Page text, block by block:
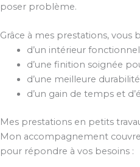
poser problème.
Grâce à mes prestations, vous
d’un intérieur
d’une finition soignée
d’une meilleure
d’un gain de temps et
Mes prestations en petits
Mon accompagnement
pour répondre à vos besoins :